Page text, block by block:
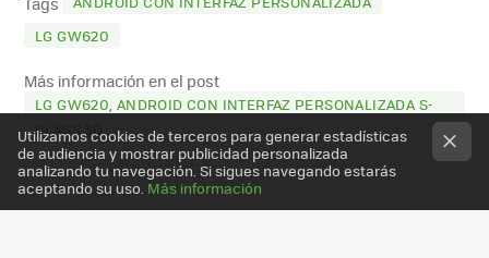
LG GW620
Más información en el post
LG GW620, ANDROID CON INTERFAZ PERSONALIZADA S-
CLASS 3D
Utilizamos cookies de terceros para generar estadísticas
de audiencia y mostrar publicidad personalizada
analizando tu navegación. Si sigues navegando estarás
aceptando su uso. Más información